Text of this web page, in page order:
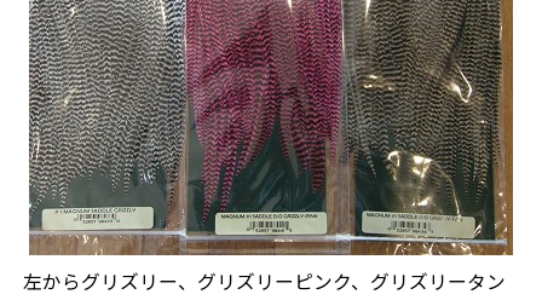
左からグリズリー、グリズリーピンク、グリズリータン